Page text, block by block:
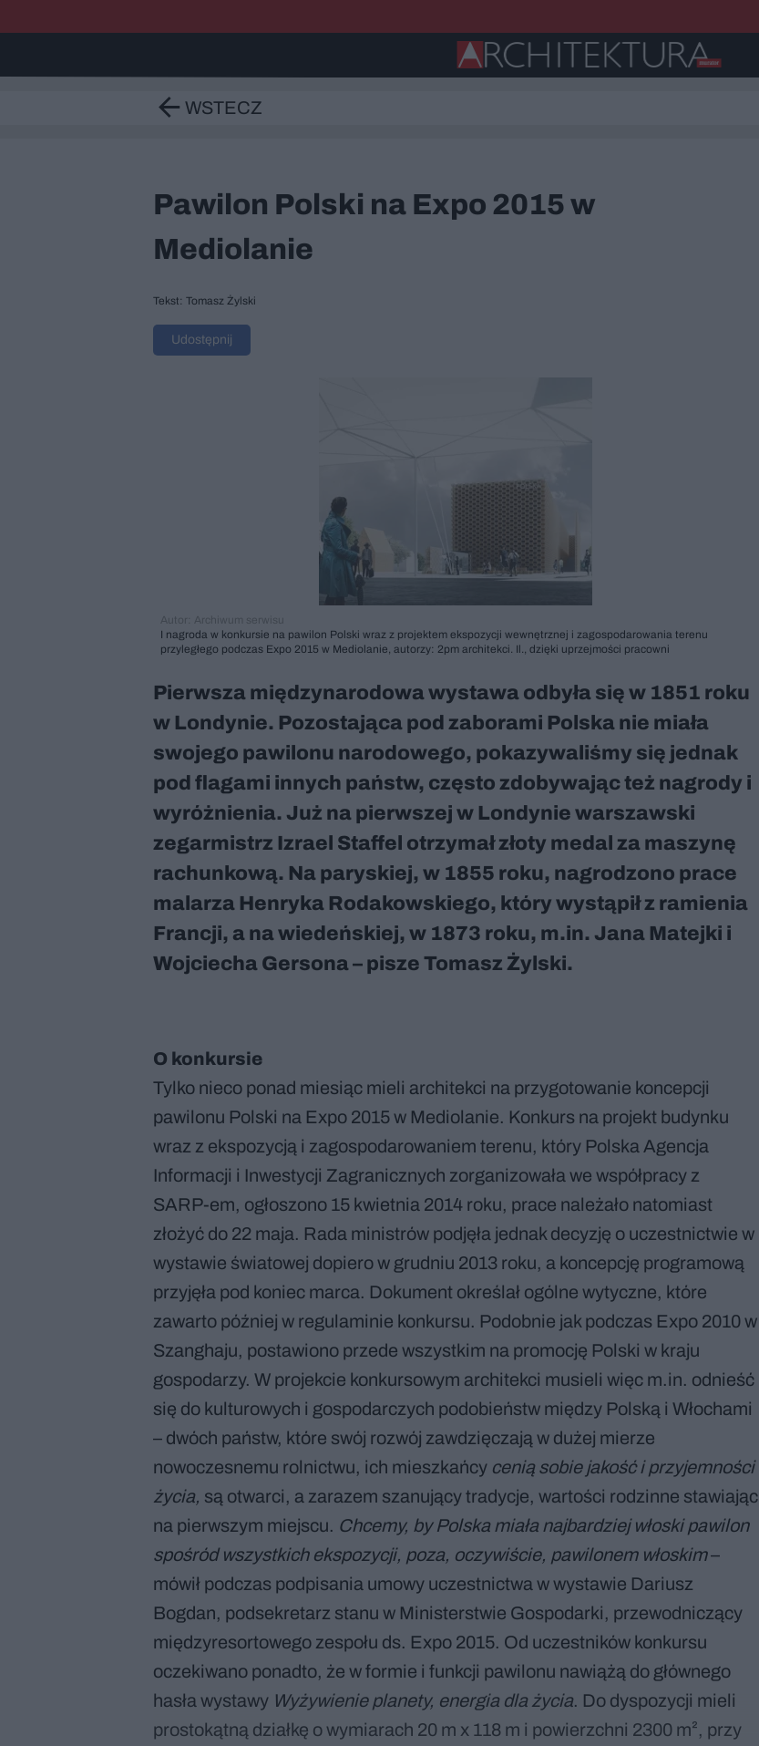
WSTECZ
Pawilon Polski na Expo 2015 w
Mediolanie
Tekst: Tomasz Żylski
Udostępnij
Autor: Archiwum serwisu
I nagroda w konkursie na pawilon Polski wraz z projektem ekspozycji wewnętrznej i zagospodarowania terenu
przyległego podczas Expo 2015 w Mediolanie, autorzy: 2pm architekci. Il., dzięki uprzejmości pracowni
Pierwsza międzynarodowa wystawa odbyła się w 1851 roku
w Londynie. Pozostająca pod zaborami Polska nie miała
swojego pawilonu narodowego, pokazywaliśmy się jednak
pod flagami innych państw, często zdobywając też nagrody i
wyróżnienia. Już na pierwszej w Londynie warszawski
zegarmistrz Izrael Staffel otrzymał złoty medal za maszynę
rachunkową. Na paryskiej, w 1855 roku, nagrodzono prace
malarza Henryka Rodakowskiego, który wystąpił z ramienia
Francji, a na wiedeńskiej, w 1873 roku, m.in. Jana Matejki i
Wojciecha Gersona – pisze Tomasz Żylski.
O konkursie
Tylko nieco ponad miesiąc mieli architekci na przygotowanie koncepcji
pawilonu Polski na Expo 2015 w Mediolanie. Konkurs na projekt budynku
wraz z ekspozycją i zagospodarowaniem terenu, który Polska Agencja
Informacji i Inwestycji Zagranicznych zorganizowała we współpracy z
SARP-em, ogłoszono 15 kwietnia 2014 roku, prace należało natomiast
złożyć do 22 maja. Rada ministrów podjęła jednak decyzję o uczestnictwie w
wystawie światowej dopiero w grudniu 2013 roku, a koncepcję programową
przyjęła pod koniec marca. Dokument określał ogólne wytyczne, które
zawarto później w regulaminie konkursu. Podobnie jak podczas Expo 2010 w
Szanghaju, postawiono przede wszystkim na promocję Polski w kraju
gospodarzy. W projekcie konkursowym architekci musieli więc m.in. odnieść
się do kulturowych i gospodarczych podobieństw między Polską i Włochami
– dwóch państw, które swój rozwój zawdzięczają w dużej mierze
nowoczesnemu rolnictwu, ich mieszkańcy cenią sobie jakość i przyjemności
życia, są otwarci, a zarazem szanujący tradycje, wartości rodzinne stawiając
na pierwszym miejscu. Chcemy, by Polska miała najbardziej włoski pawilon
spośród wszystkich ekspozycji, poza, oczywiście, pawilonem włoskim–
mówił podczas podpisania umowy uczestnictwa w wystawie Dariusz
Bogdan, podsekretarz stanu w Ministerstwie Gospodarki, przewodniczący
międzyresortowego zespołu ds. Expo 2015. Od uczestników konkursu
oczekiwano ponadto, że w formie i funkcji pawilonu nawiążą do głównego
hasła wystawy Wyżywienie planety, energia dla życia. Do dyspozycji mieli
prostokątną działkę o wymiarach 20 m x 118 m i powierzchni 2300 m², przy